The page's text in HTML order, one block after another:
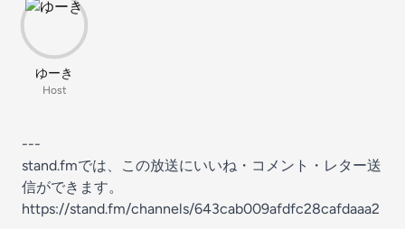
ゆーき
Host
---
stand.fmでは、この放送にいいね・コメント・レター送
信ができます。
https://stand.fm/channels/643cab009afdfc28cafdaaa2